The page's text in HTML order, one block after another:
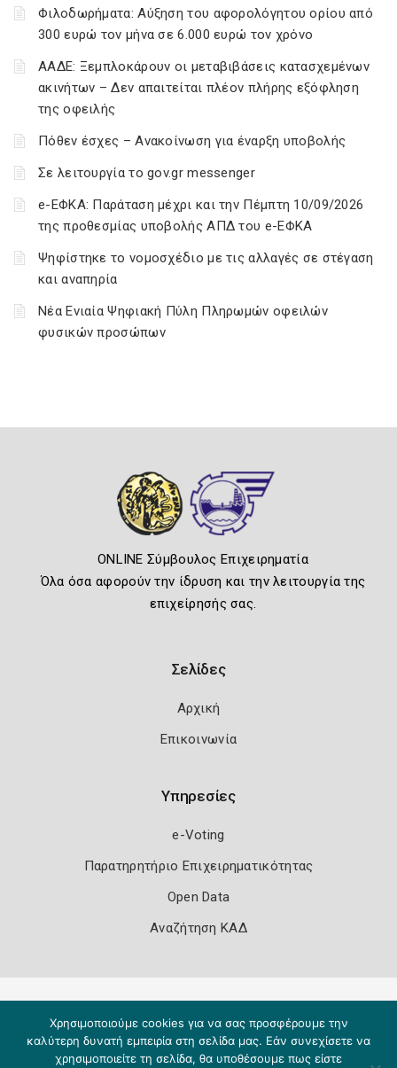
Φιλοδωρήματα: Αύξηση του αφορολόγητου ορίου από
300 ευρώ τον μήνα σε 6.000 ευρώ τον χρόνο
ΑΑΔΕ: Ξεμπλοκάρουν οι μεταβιβάσεις κατασχεμένων
ακινήτων – Δεν απαιτείται πλέον πλήρης εξόφληση
της οφειλής
Πόθεν έσχες – Ανακοίνωση για έναρξη υποβολής
Σε λειτουργία το gov.gr messenger
e-ΕΦΚΑ: Παράταση μέχρι και την Πέμπτη 10/09/2026
της προθεσμίας υποβολής ΑΠΔ του e-ΕΦΚΑ
Ψηφίστηκε το νομοσχέδιο με τις αλλαγές σε στέγαση
και αναπηρία
Νέα Ενιαία Ψηφιακή Πύλη Πληρωμών οφειλών
φυσικών προσώπων
ONLINE Σύμβουλος Επιχειρηματία
Όλα όσα αφορούν την ίδρυση και την λειτουργία της
επιχείρησής σας.
Σελίδες
Αρχική
Επικοινωνία
Υπηρεσίες
e-Voting
Παρατηρητήριο Επιχειρηματικότητας
Open Data
Αναζήτηση ΚΑΔ
Χρησιμοποιούμε cookies για να σας προσφέρουμε την
καλύτερη δυνατή εμπειρία στη σελίδα μας. Εάν συνεχίσετε να
χρησιμοποιείτε τη σελίδα, θα υποθέσουμε πως είστε
Copyright 2026 Knowledge A.E.